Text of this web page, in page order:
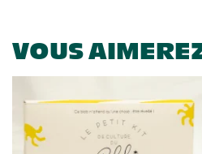
VOUS